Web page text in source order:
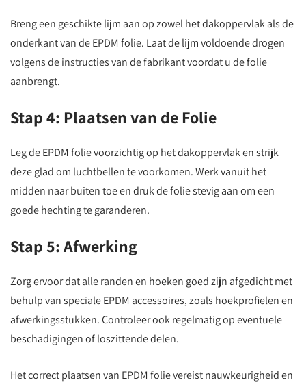
Breng een geschikte lijm aan op zowel het dakoppervlak als de
onderkant van de EPDM folie. Laat de lijm voldoende drogen
volgens de instructies van de fabrikant voordat u de folie
aanbrengt.
Stap 4: Plaatsen van de Folie
Leg de EPDM folie voorzichtig op het dakoppervlak en strijk
deze glad om luchtbellen te voorkomen. Werk vanuit het
midden naar buiten toe en druk de folie stevig aan om een
goede hechting te garanderen.
Stap 5: Afwerking
Zorg ervoor dat alle randen en hoeken goed zijn afgedicht met
behulp van speciale EPDM accessoires, zoals hoekprofielen en
afwerkingsstukken. Controleer ook regelmatig op eventuele
beschadigingen of loszittende delen.
Het correct plaatsen van EPDM folie vereist nauwkeurigheid en